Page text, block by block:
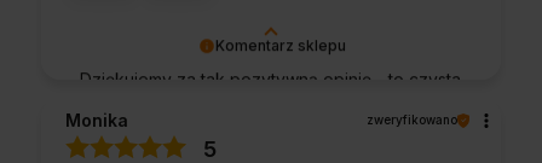
Komentarz sklepu
Dziękujemy za tak pozytywną opinię - to czysta
Doceniamy czas i wysiłek włożony w
podzielenie się z nami Twoimi
Monika zweryfikowano
5